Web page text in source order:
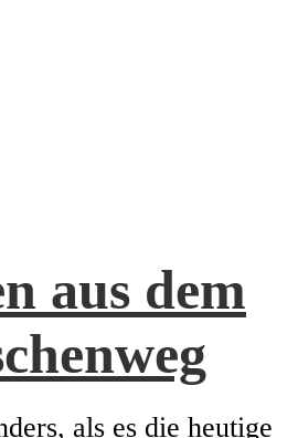
aus dem
als es die heutige